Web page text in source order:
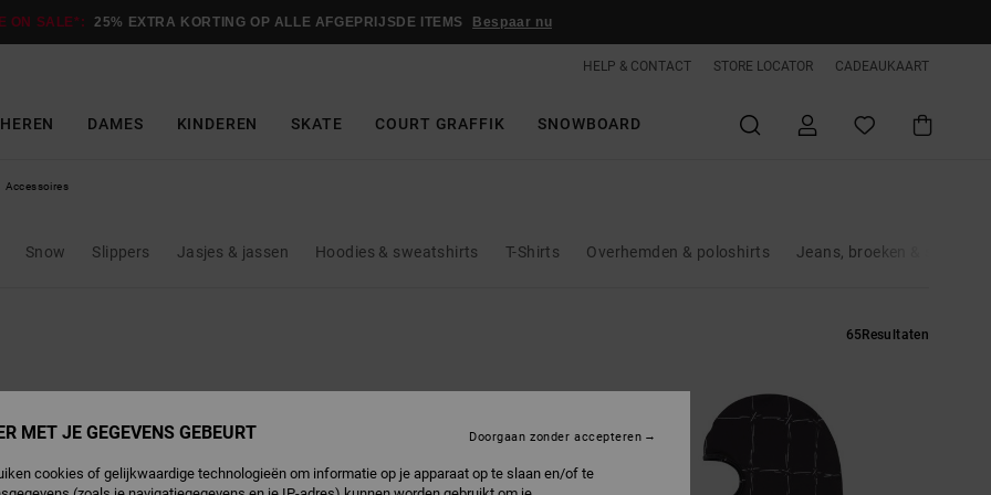
ON SALE*: 25% EXTRA KORTING OP ALLE AFGEPRIJSDE ITEMS Bespaar nu
HELP & CONTACT STORE LOCATOR CADEAUKAART
HEREN DAMES KINDEREN SKATE COURT GRAFFIK SNOWBOARD
Accessoires
Snow Slippers Jasjes & jassen Hoodies & sweatshirts T-Shirts Overhemden & poloshirts Jeans, broeken & shorts
65Resultaten
MET JE GEGEVENS GEBEURT
cookies of gelijkwaardige technologieën om informatie op je apparaat op te slaan en/of te
Doorgaan zonder accepteren